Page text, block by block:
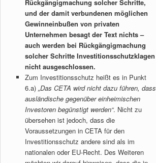
Rückgängigmachung solcher Schritte,
und der damit verbundenen möglichen
Gewinneinbußen von privaten
Unternehmen besagt der Text nichts –
auch werden bei Rückgängigmachung
solcher Schritte Investitionsschutzklagen
nicht ausgeschlossen.
Zum Investitionsschutz heißt es in Punkt
6.a) „Das CETA wird nicht dazu führen, dass
ausländische gegenüber einheimischen
Investoren begünstigt werden“. Nicht zu
übersehen ist jedoch, dass die
Voraussetzungen in CETA für den
Investitionsschutz andere sind als im
nationalen oder EU-Recht. Des Weiteren